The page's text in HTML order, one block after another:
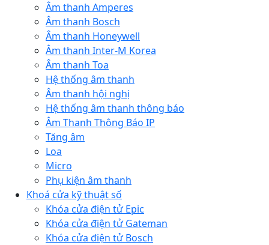
Âm thanh Amperes
Âm thanh Bosch
Âm thanh Honeywell
Âm thanh Inter-M Korea
Âm thanh Toa
Hệ thống âm thanh
Âm thanh hội nghị
Hệ thống âm thanh thông báo
Âm Thanh Thông Báo IP
Tăng âm
Loa
Micro
Phụ kiện âm thanh
Khoá cửa kỹ thuật số
Khóa cửa điện tử Epic
Khóa cửa điện tử Gateman
Khóa cửa điện tử Bosch